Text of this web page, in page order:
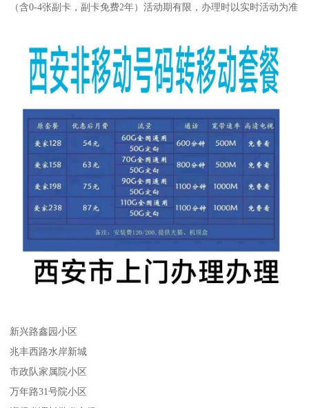
（含0-4张副卡，副卡免费2年）活动期有限，办理时以实时活动为准
新兴路鑫园小区
兆丰西路水岸新城
市政队家属院小区
万年路31号院小区